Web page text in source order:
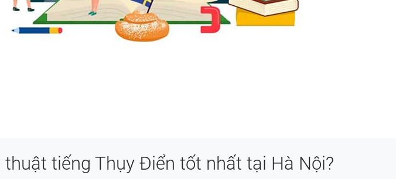
tiếng Thụy Điển tốt nhất tại Hà Nội?